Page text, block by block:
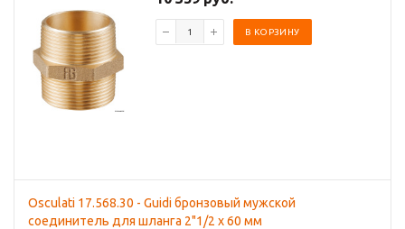
В КОРЗИНУ
Osculati 17.568.30 - Guidi бронзовый мужской
соединитель для шланга 2"1/2 x 60 мм